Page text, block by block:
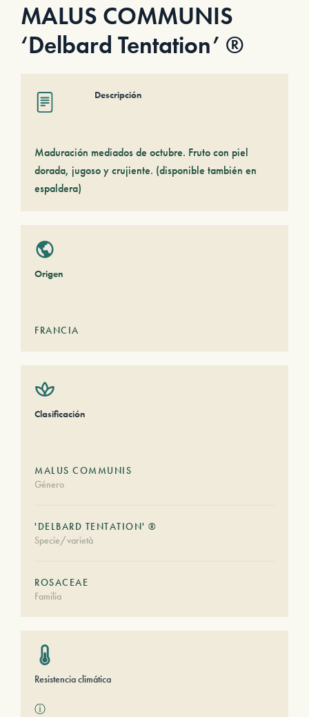
MALUS COMMUNIS
‘Delbard Tentation’ ®
Descripción
Maduración mediados de octubre. Fruto con piel
dorada, jugoso y crujiente. (disponible también en
espaldera)
Origen
FRANCIA
Clasificación
MALUS COMMUNIS
Género
'DELBARD TENTATION' ®
Specie/varietà
ROSACEAE
Familia
Resistencia climática
ⓘ